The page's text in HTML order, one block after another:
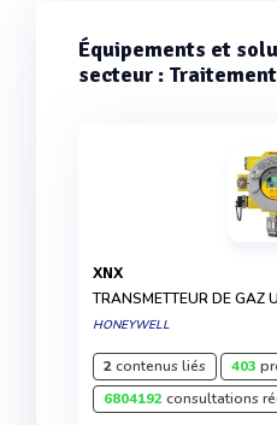
Équipements et
secteur :
XNX
TRANSMETTEUR DE GAZ
HONEYWELL
2contenus liés 403
6804192consultations